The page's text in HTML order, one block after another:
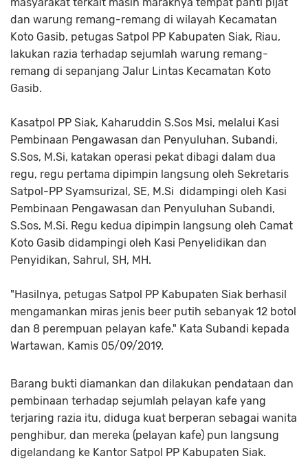
dan warung remang-remang di wilayah Kecamatan
Koto Gasib, petugas Satpol PP Kabupaten Siak, Riau,
lakukan razia terhadap sejumlah warung remang-
remang di sepanjang Jalur Lintas Kecamatan Koto
Gasib.
Kasatpol PP Siak, Kaharuddin S.Sos Msi, melalui Kasi
Pembinaan Pengawasan dan Penyuluhan, Subandi,
S.Sos, M.Si, katakan operasi pekat dibagi dalam dua
regu, regu pertama dipimpin langsung oleh Sekretaris
Satpol-PP Syamsurizal, SE, M.Si didampingi oleh Kasi
Pembinaan Pengawasan dan Penyuluhan Subandi,
S.Sos, M.Si. Regu kedua dipimpin langsung oleh Camat
Koto Gasib didampingi oleh Kasi Penyelidikan dan
Penyidikan, Sahrul, SH, MH.
"Hasilnya, petugas Satpol PP Kabupaten Siak berhasil
mengamankan miras jenis beer putih sebanyak 12 botol
dan 8 perempuan pelayan kafe." Kata Subandi kepada
Wartawan, Kamis 05/09/2019.
Barang bukti diamankan dan dilakukan pendataan dan
pembinaan terhadap sejumlah pelayan kafe yang
terjaring razia itu, diduga kuat berperan sebagai wanita
penghibur, dan mereka (pelayan kafe) pun langsung
digelandang ke Kantor Satpol PP Kabupaten Siak.